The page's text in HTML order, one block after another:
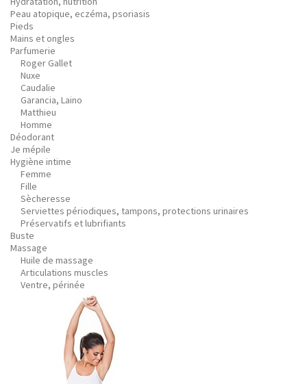
Peau atopique, eczéma, psoriasis
Pieds
Mains et ongles
Parfumerie
Roger Gallet
Nuxe
Caudalie
Garancia, Laino
Matthieu
Homme
Déodorant
Je mépile
Hygiène intime
Femme
Fille
Sècheresse
Serviettes périodiques, tampons, protections urinaires
Préservatifs et lubrifiants
Buste
Massage
Huile de massage
Articulations muscles
Ventre, périnée